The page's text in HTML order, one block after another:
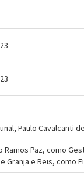
Paulo Cavalcanti
Ramos Paz, como
Granja e Reis, como